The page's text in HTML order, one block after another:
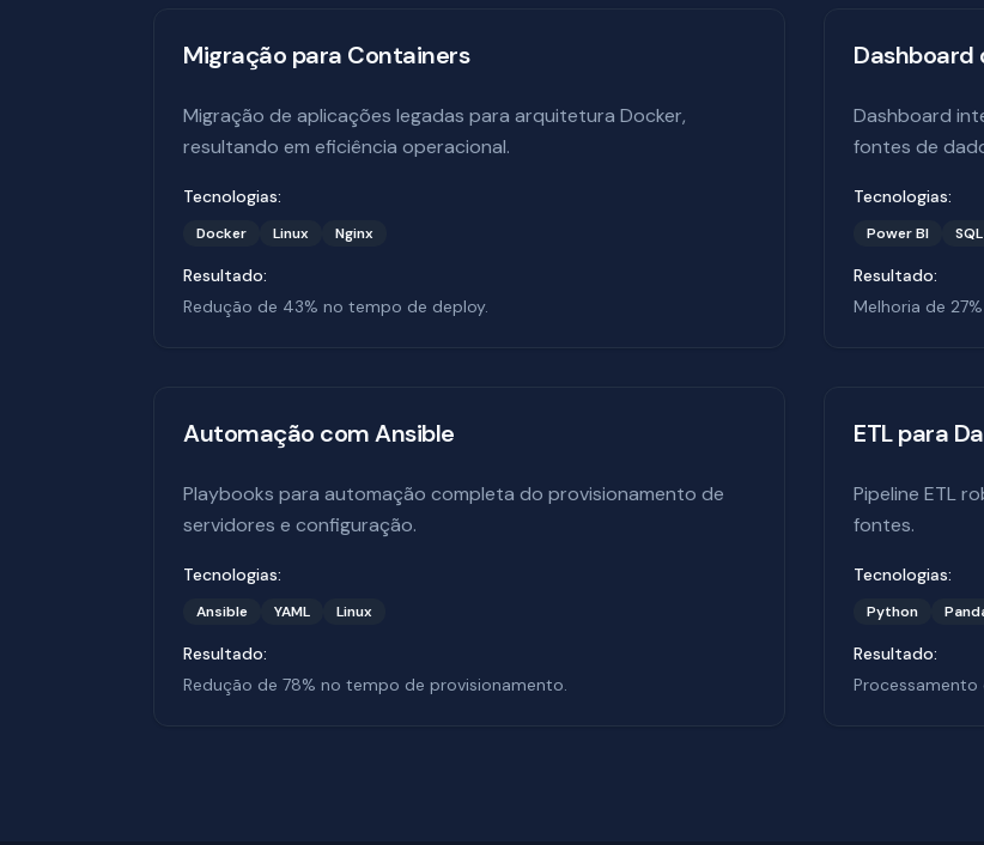
Migração para Containers
Migração de aplicações legadas para arquitetura Docker,
resultando em eficiência operacional.
Tecnologias:
Docker Linux Nginx
Resultado:
Redução de 43% no tempo de deploy.
Dashboard
Dashboard
fontes de
Tecnologias:
Power BI
Resultado:
Melhoria de
Automação com Ansible
Playbooks para automação completa do provisionamento de
servidores e configuração.
Tecnologias:
Ansible YAML Linux
Resultado:
Redução de 78% no tempo de provisionamento.
ETL para
Pipeline ETL
fontes.
Tecnologias:
Python
Resultado:
Processamento